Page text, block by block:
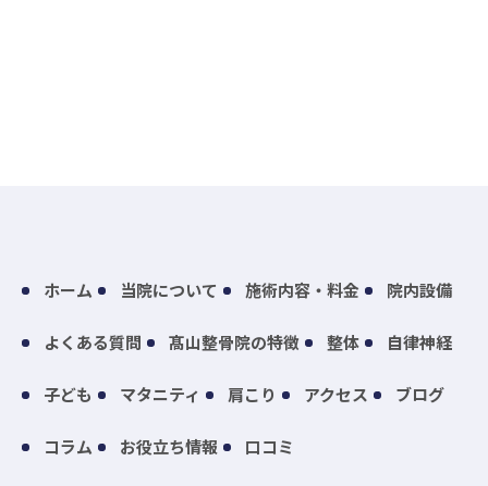
ホーム 当院について 施術内容・料金 院内設備
よくある質問 髙山整骨院の特徴 整体 自律神経
子ども マタニティ 肩こり アクセス ブログ
コラム お役立ち情報 口コミ